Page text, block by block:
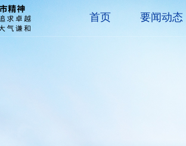
首页 要闻动态